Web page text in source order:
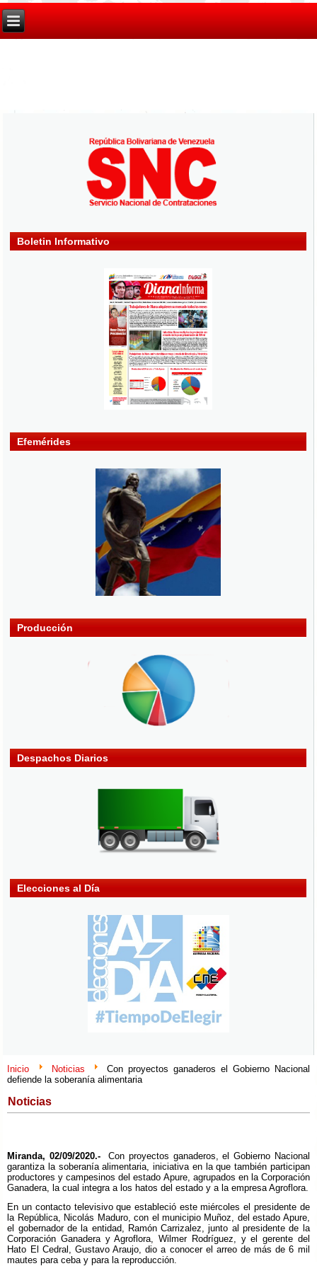
Boletin Informativo
Efemérides
Producción
Despachos Diarios
Elecciones al Día
Inicio Noticias
Con proyectos ganaderos el Gobierno Nacional
defiende la soberanía alimentaria
Noticias
Miranda, 02/09/2020.-
Con proyectos ganaderos, el Gobierno Nacional
garantiza la soberanía alimentaria, iniciativa en la que también participan
productores y campesinos del estado Apure, agrupados en la Corporación
Ganadera, la cual integra a los hatos del estado y a la empresa Agroflora.
En un contacto televisivo que estableció este miércoles el presidente de
la República, Nicolás Maduro, con el municipio Muñoz, del estado Apure,
el gobernador de la entidad, Ramón Carrizalez, junto al presidente de la
Corporación Ganadera y Agroflora, Wilmer Rodríguez, y el gerente del
Hato El Cedral, Gustavo Araujo, dio a conocer el arreo de más de 6 mil
mautes para ceba y para la reproducción.